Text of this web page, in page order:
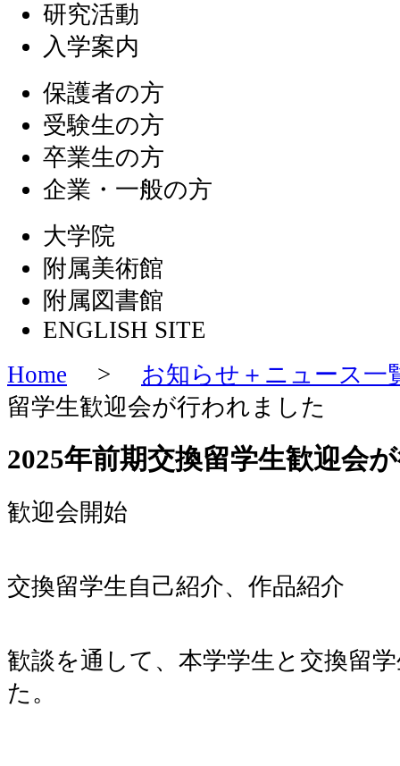
研究活動
入学案内
保護者の方
受験生の方
卒業生の方
企業・一般の方
大学院
附属美術館
附属図書館
ENGLISH SITE
Home > お知らせ＋ニュース一
留学生歓迎会が行われました
2025年前期交換留学生歓迎会
歓迎会開始
交換留学生自己紹介、作品紹介
歓談を通して、本学学生と交換留
た。